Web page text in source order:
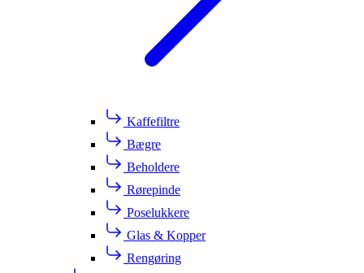
Kaffefiltre
Bægre
Beholdere
Rørepinde
Poselukkere
Glas & Kopper
Rengøring